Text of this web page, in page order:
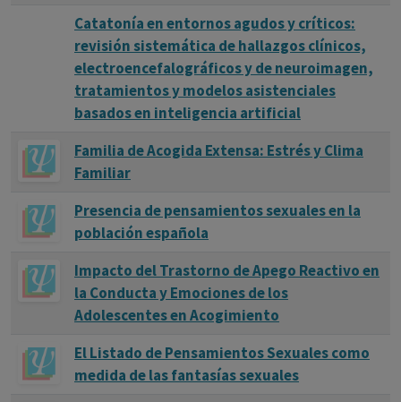
Catatonía en entornos agudos y críticos:
revisión sistemática de hallazgos clínicos,
electroencefalográficos y de neuroimagen,
tratamientos y modelos asistenciales
basados en inteligencia artificial
Familia de Acogida Extensa: Estrés y Clima
Familiar
Presencia de pensamientos sexuales en la
población española
Impacto del Trastorno de Apego Reactivo en
la Conducta y Emociones de los
Adolescentes en Acogimiento
El Listado de Pensamientos Sexuales como
medida de las fantasías sexuales